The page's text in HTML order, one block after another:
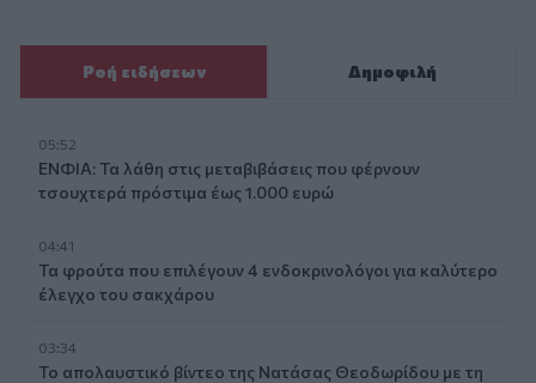
Ροή ειδήσεων Δημοφιλή
05:52
ΕΝΦΙΑ: Τα λάθη στις μεταβιβάσεις που φέρνουν
τσουχτερά πρόστιμα έως 1.000 ευρώ
04:41
Τα φρούτα που επιλέγουν 4 ενδοκρινολόγοι για καλύτερο
έλεγχο του σακχάρου
03:34
Το απολαυστικό βίντεο της Νατάσας Θεοδωρίδου με τη